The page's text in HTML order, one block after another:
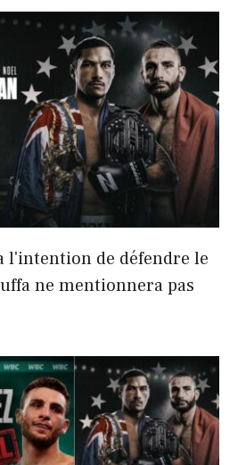
l'intention de défendre le
ne mentionnera pas